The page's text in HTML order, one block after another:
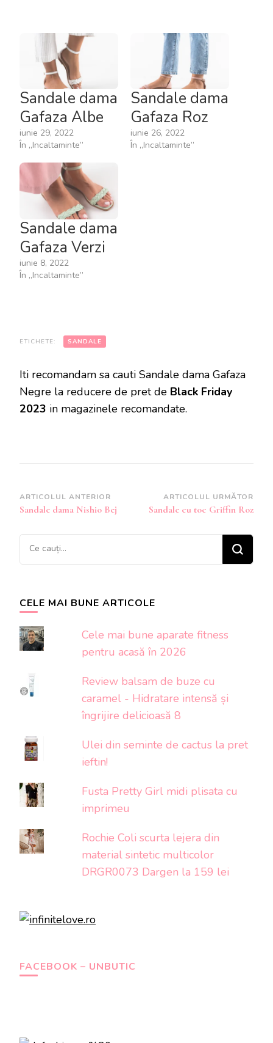
Sandale dama
Gafaza Albe
iunie 29, 2022
În „Incaltaminte”
Sandale dama
Gafaza Roz
iunie 26, 2022
În „Incaltaminte”
Sandale dama
Gafaza Verzi
iunie 8, 2022
În „Incaltaminte”
ETICHETE: SANDALE
Iti recomandam sa cauti Sandale dama Gafaza
Negre la reducere de pret de Black Friday
2023 in magazinele recomandate.
Navigare
în
articole
ARTICOLUL ANTERIOR
Sandale dama Nishio Bej
ARTICOLUL URMĂTOR
Sandale cu toc Griffin Roz
Cauți
ceva?
CELE MAI BUNE ARTICOLE
Cele mai bune aparate fitness
pentru acasă în 2026
Review balsam de buze cu
caramel - Hidratare intensă și
îngrijire delicioasă 8
Ulei din seminte de cactus la pret
ieftin!
Fusta Pretty Girl midi plisata cu
imprimeu
Rochie Coli scurta lejera din
material sintetic multicolor
DRGR0073 Dargen la 159 lei
FACEBOOK – UNBUTIC